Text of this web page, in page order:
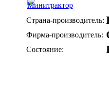
Страна-производитель:
Фирма-производитель:
Состояние: